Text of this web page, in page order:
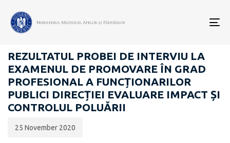
CARIERĂ
REZULTATUL PROBEI DE INTERVIU LA
EXAMENUL DE PROMOVARE ÎN GRAD
PROFESIONAL A FUNCȚIONARILOR
PUBLICI DIRECȚIEI EVALUARE IMPACT ȘI
CONTROLUL POLUĂRII
publicării:
25 November 2020